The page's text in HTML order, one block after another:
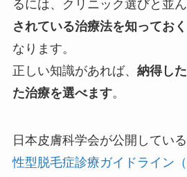
るには、クリニック選びと並ん
されている治療法を知ってお
なります。
正しい知識があれば、 納得し
た治療を選べます。
日本皮膚科学会が公開してい
性型脱毛症診療ガイドライン（